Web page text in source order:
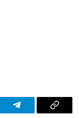
Telegram 复